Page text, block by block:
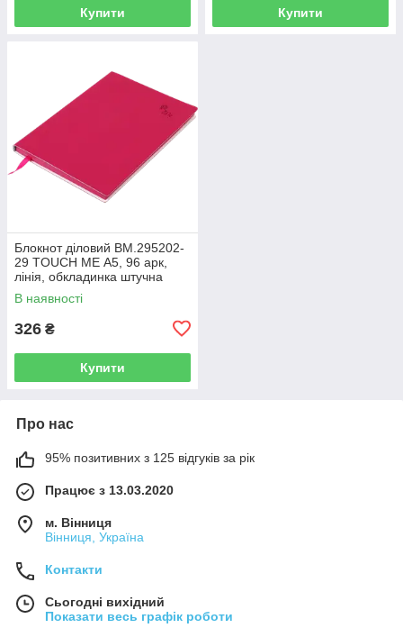
Купити Купити
Блокнот діловий BM.295202-
29 TOUCH ME А5, 96 арк,
лінія, обкладинка штучна
шкіра, малиновий (50)
В наявності
326 ₴
Купити
Про нас
95% позитивних з 125 відгуків за рік
Працює з 13.03.2020
м. Вінниця
Вінниця, Україна
Контакти
Сьогодні вихідний
Показати весь графік роботи